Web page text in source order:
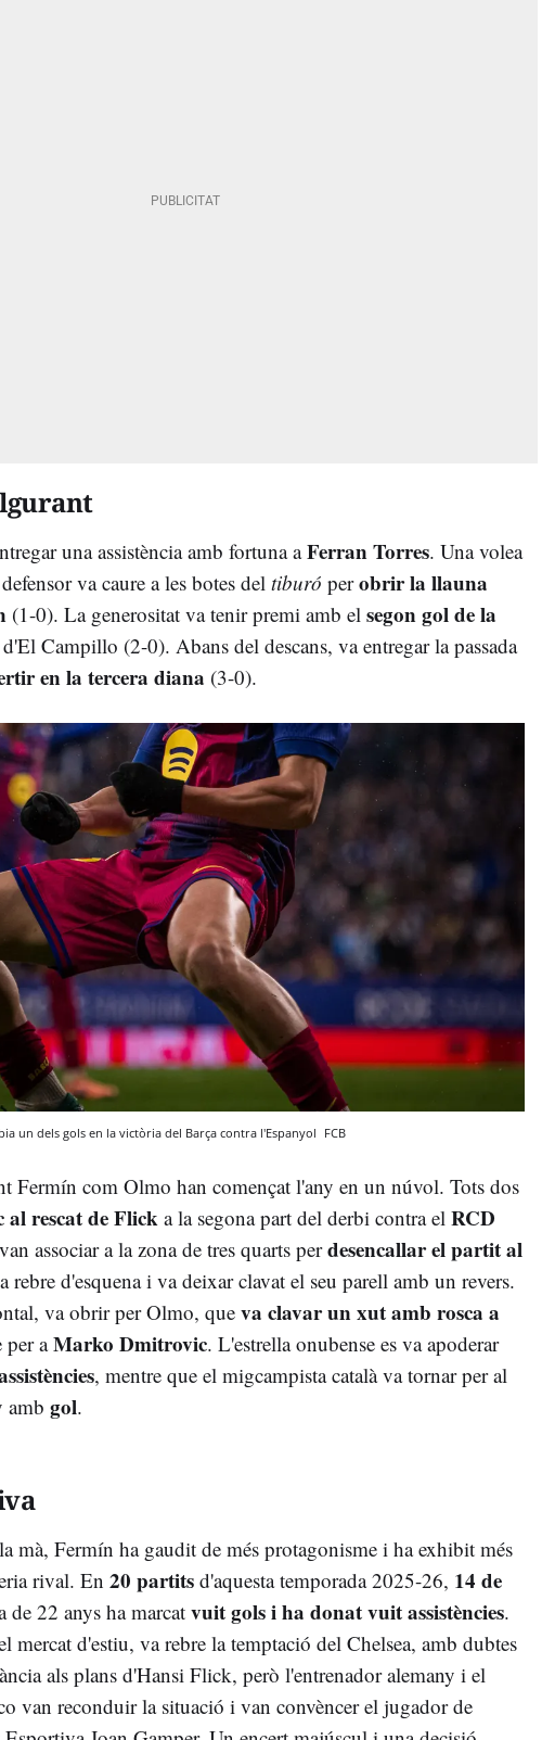
una assistència amb fortuna aFerran Torres. Una volea
va caure a les botes del tiburó perobrir la llauna
(1-0). La generositat va tenir premi amb el segon gol de la
Campillo (2-0). Abans del descans, va entregar la passada
en la tercera diana (3-0).
un dels gols en la victòria del Barça contra l'Espanyol FCB
Fermín com Olmo han començat l'any en un núvol. Tots dos
al rescat de Flick a la segona part del derbi contra el RCD
associar a la zona de tres quarts perdesencallar el partit al
rebre d'esquena i va deixar clavat el seu parell amb un revers.
va obrir per Olmo, que va clavar un xut amb rosca a
per aMarko Dmitrovic. L'estrella onubense es va apoderar
, mentre que el migcampista català va tornar per al
amb gol.
mà, Fermín ha gaudit de més protagonisme i ha exhibit més
rival. En 20 partits d'aquesta temporada 2025-26, 14 de
de 22 anys ha marcat vuit gols i ha donat vuit assistències.
mercat d'estiu, va rebre la temptació del Chelsea, amb dubtes
als plans d'Hansi Flick, però l'entrenador alemany i el
van reconduir la situació i van convèncer el jugador de